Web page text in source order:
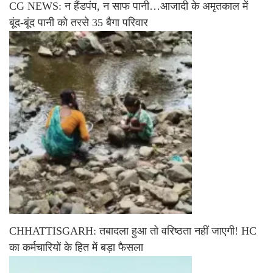
CG NEWS: न हैंडपंप, न साफ पानी…आजादी के अमृतकाल में
बूंद-बूंद पानी को तरसे 35 बैगा परिवार
CHHATTISGARH: तबादला हुआ तो वरिष्ठता नहीं जाएगी! HC
का कर्मचारियों के हित में बड़ा फैसला